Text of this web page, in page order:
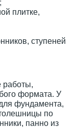
плитке,
ступеней
формата. У
фундамента,
по
панно из